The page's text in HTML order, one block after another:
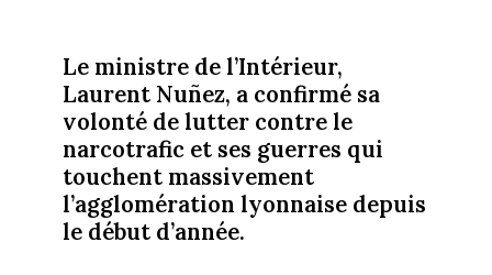
Le ministre de l’Intérieur,
Laurent Nuñez, a confirmé sa
volonté de lutter contre le
narcotrafic et ses guerres qui
touchent massivement
l’agglomération lyonnaise depuis
le début d’année.